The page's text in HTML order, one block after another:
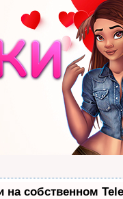
на собственном